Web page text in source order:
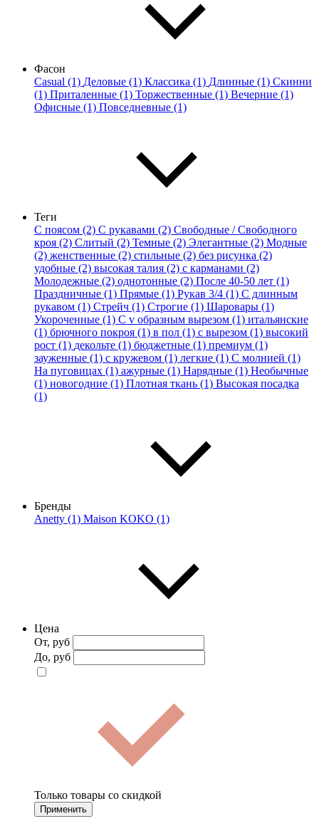
Фасон
Casual (1) Деловые (1) Классика (1) Длинные (1) Скинни
(1) Приталенные (1) Торжественные (1) Вечерние (1)
Офисные (1) Повседневные (1)
Теги
С поясом (2) С рукавами (2) Свободные / Свободного
кроя (2) Слитый (2) Темные (2) Элегантные (2) Модные
(2) женственные (2) стильные (2) без рисунка (2)
удобные (2) высокая талия (2) с карманами (2)
Молодежные (2) однотонные (2) После 40-50 лет (1)
Праздничные (1) Прямые (1) Рукав 3/4 (1) С длинным
рукавом (1) Стрейч (1) Строгие (1) Шаровары (1)
Укороченные (1) С v образным вырезом (1) итальянские
(1) брючного покроя (1) в пол (1) с вырезом (1) высокий
рост (1) декольте (1) бюджетные (1) премиум (1)
зауженные (1) с кружевом (1) легкие (1) С молнией (1)
На пуговицах (1) ажурные (1) Нарядные (1) Необычные
(1) новогодние (1) Плотная ткань (1) Высокая посадка
(1)
Бренды
Anetty (1) Maison KOKO (1)
Цена
От, руб
До, руб
Только товары со скидкой
Применить